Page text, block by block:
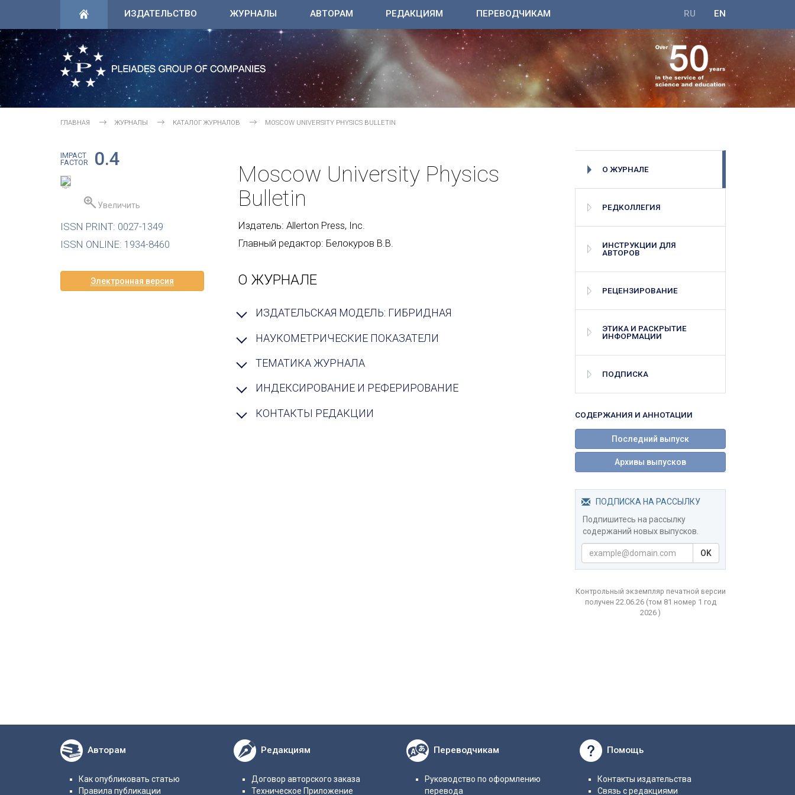
ИЗДАТЕЛЬСТВО ЖУРНАЛЫ АВТОРАМ РЕДАКЦИЯМ ПЕРЕВОДЧИКАМ EN
RU
ГЛАВНАЯ ЖУРНАЛЫ КАТАЛОГ ЖУРНАЛОВ MOSCOW UNIVERSITY PHYSICS BULLETIN
IMPACT
FACTOR
0.4
Увеличить
ISSN PRINT: 0027-1349
ISSN ONLINE: 1934-8460
Электронная версия
О ЖУРНАЛЕ
РЕДКОЛЛЕГИЯ
ИНСТРУКЦИИ ДЛЯ
АВТОРОВ
РЕЦЕНЗИРОВАНИЕ
ЭТИКА И РАСКРЫТИЕ
ИНФОРМАЦИИ
ПОДПИСКА
СОДЕРЖАНИЯ И АННОТАЦИИ
Последний выпуск
Архивы выпусков
ПОДПИСКА НА РАССЫЛКУ
Подпишитесь на рассылку
содержаний новых выпусков.
OK
Контрольный экземпляр печатной версии
получен 22.06.26 (том 81 номер 1 год
2026 )
Moscow University Physics
Bulletin
Издатель: Allerton Press, Inc.
Главный редактор: Белокуров В.В.
О ЖУРНАЛЕ
ИЗДАТЕЛЬСКАЯ МОДЕЛЬ: ГИБРИДНАЯ
НАУКОМЕТРИЧЕСКИЕ ПОКАЗАТЕЛИ
ТЕМАТИКА ЖУРНАЛА
ИНДЕКСИРОВАНИЕ И РЕФЕРИРОВАНИЕ
КОНТАКТЫ РЕДАКЦИИ
Авторам
Как опубликовать статью
Правила публикации
Редакциям
Договор авторского заказа
Техническое Приложение
Переводчикам
Руководство по оформлению
перевода
Помощь
Контакты издательства
Связь с редакциями